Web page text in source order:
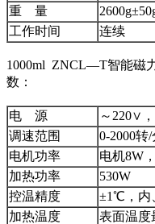
重 量
工作时间
连续
1000ml ZNCL—T智能磁
数：
电 源
～220∨
调速范围
0-2000转
电机功率
电机8W
加热功率
530W
控温精度
±1℃，内
加热温度
表面温